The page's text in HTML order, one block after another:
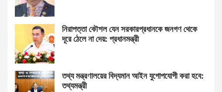
নিরাপত্তা কৌশল যেন সরকারপ্রধানকে জনগণ থেকে
দূরে ঠেলে না দেয়: প্রধানমন্ত্রী
তথ্য মন্ত্রণালয়ের বিদ্যমান আইন যুগোপযোগী করা হবে:
তথ্যমন্ত্রী